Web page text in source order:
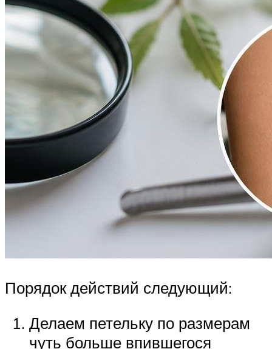
Порядок действий следующий:
Делаем петельку по размерам
чуть больше впившегося